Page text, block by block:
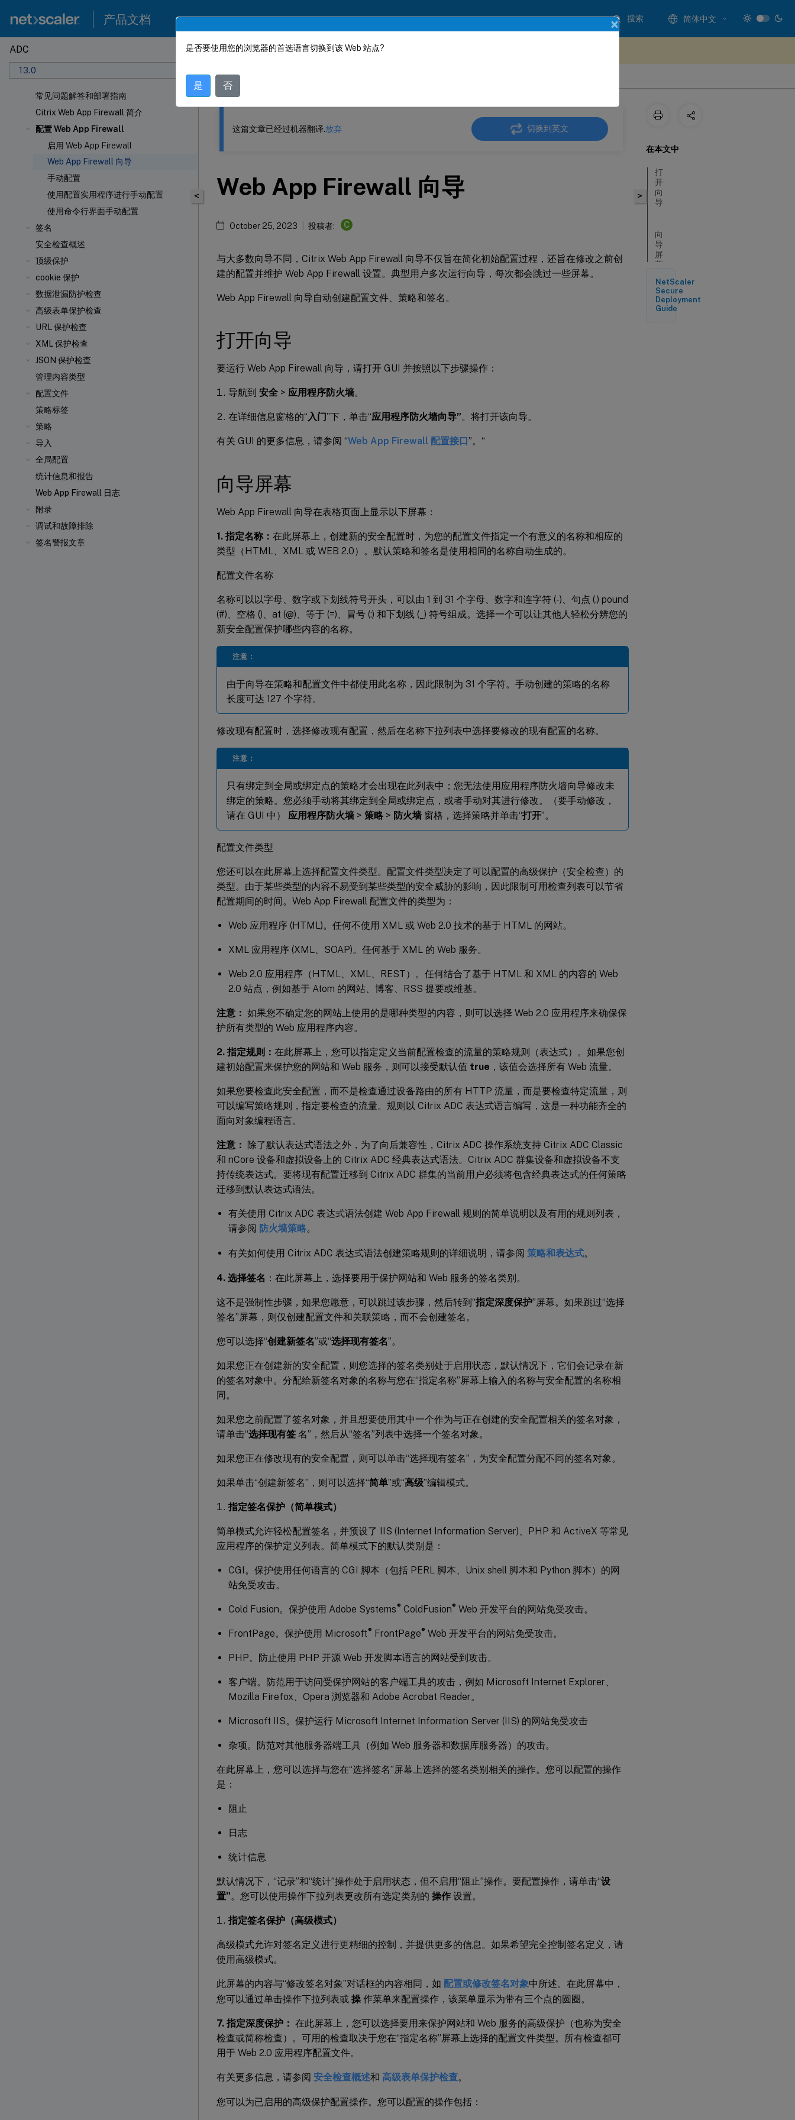
产品文档 搜索 简体中文
ADC
13.0
常见问题解答和部署指南
Citrix Web App Firewall 简介
配置 Web App Firewall
启用 Web App Firewall
Web App Firewall 向导
手动配置
使用配置实用程序进行手动配置
使用命令行界面手动配置
签名
安全检查概述
顶级保护
cookie 保护
数据泄漏防护检查
高级表单保护检查
URL 保护检查
XML 保护检查
JSON 保护检查
管理内容类型
配置文件
策略标签
策略
导入
全局配置
统计信息和报告
Web App Firewall 日志
附录
调试和故障排除
签名警报文章
此内容已经过机器动态翻译。
<
这篇文章已经过机器翻译.放弃 切换到英文
Web App Firewall 向导
October 25, 2023 投稿者: C
与大多数向导不同，Citrix Web App Firewall 向导不仅旨在简化初始配置过程，还旨在修改之前创
建的配置并维护 Web App Firewall 设置。典型用户多次运行向导，每次都会跳过一些屏幕。
Web App Firewall 向导自动创建配置文件、策略和签名。
打开向导
要运行 Web App Firewall 向导，请打开 GUI 并按照以下步骤操作：
导航到 安全 > 应用程序防火墙。
在详细信息窗格的“ 入门”下，单击“应用程序防火墙向导”。将打开该向导。
有关 GUI 的更多信息，请参阅 “Web App Firewall 配置接口”。“
向导屏幕
Web App Firewall 向导在表格页面上显示以下屏幕：
1. 指定名称： 在此屏幕上，创建新的安全配置时，为您的配置文件指定一个有意义的名称和相应的
类型（HTML、XML 或 WEB 2.0）。默认策略和签名是使用相同的名称自动生成的。
配置文件名称
名称可以以字母、数字或下划线符号开头，可以由 1 到 31 个字母、数字和连字符 (-)、句点 (.) pound
(#)、空格 ()、at (@)、等于 (=)、冒号 (:) 和下划线 (_) 符号组成。选择一个可以让其他人轻松分辨您的
新安全配置保护哪些内容的名称。
注意：
由于向导在策略和配置文件中都使用此名称，因此限制为 31 个字符。手动创建的策略的名称
长度可达 127 个字符。
修改现有配置时，选择修改现有配置，然后在名称下拉列表中选择要修改的现有配置的名称。
注意：
只有绑定到全局或绑定点的策略才会出现在此列表中；您无法使用应用程序防火墙向导修改未
绑定的策略。您必须手动将其绑定到全局或绑定点，或者手动对其进行修改。（要手动修改，
请在 GUI 中） 应用程序防火墙 > 策略 > 防火墙 窗格，选择策略并单击“打开”。
配置文件类型
您还可以在此屏幕上选择配置文件类型。配置文件类型决定了可以配置的高级保护（安全检查）的
类型。由于某些类型的内容不易受到某些类型的安全威胁的影响，因此限制可用检查列表可以节省
配置期间的时间。Web App Firewall 配置文件的类型为：
Web 应用程序 (HTML)。任何不使用 XML 或 Web 2.0 技术的基于 HTML 的网站。
XML 应用程序 (XML、SOAP)。任何基于 XML 的 Web 服务。
Web 2.0 应用程序（HTML、XML、REST）。任何结合了基于 HTML 和 XML 的内容的 Web
2.0 站点，例如基于 Atom 的网站、博客、RSS 提要或维基。
注意： 如果您不确定您的网站上使用的是哪种类型的内容，则可以选择 Web 2.0 应用程序来确保保
护所有类型的 Web 应用程序内容。
2. 指定规则： 在此屏幕上，您可以指定定义当前配置检查的流量的策略规则（表达式）。如果您创
建初始配置来保护您的网站和 Web 服务，则可以接受默认值 true ，该值会选择所有 Web 流量。
如果您要检查此安全配置，而不是检查通过设备路由的所有 HTTP 流量，而是要检查特定流量，则
可以编写策略规则，指定要检查的流量。规则以 Citrix ADC 表达式语言编写，这是一种功能齐全的
面向对象编程语言。
注意： 除了默认表达式语法之外，为了向后兼容性，Citrix ADC 操作系统支持 Citrix ADC Classic
和 nCore 设备和虚拟设备上的 Citrix ADC 经典表达式语法。Citrix ADC 群集设备和虚拟设备不支
持传统表达式。要将现有配置迁移到 Citrix ADC 群集的当前用户必须将包含经典表达式的任何策略
迁移到默认表达式语法。
有关使用 Citrix ADC 表达式语法创建 Web App Firewall 规则的简单说明以及有用的规则列表，
请参阅 防火墙策略。
有关如何使用 Citrix ADC 表达式语法创建策略规则的详细说明，请参阅 策略和表达式。
4. 选择签名 ：在此屏幕上，选择要用于保护网站和 Web 服务的签名类别。
这不是强制性步骤，如果您愿意，可以跳过该步骤，然后转到“指定深度保护”屏幕。如果跳过“选择
签名”屏幕，则仅创建配置文件和关联策略，而不会创建签名。
您可以选择“创建新签名”或“选择现有签名”。
如果您正在创建新的安全配置，则您选择的签名类别处于启用状态，默认情况下，它们会记录在新
的签名对象中。分配给新签名对象的名称与您在“指定名称”屏幕上输入的名称与安全配置的名称相
同。
如果您之前配置了签名对象，并且想要使用其中一个作为与正在创建的安全配置相关的签名对象，
请单击“选择现有签 名”，然后从“签名”列表中选择一个签名对象。
如果您正在修改现有的安全配置，则可以单击“选择现有签名”，为安全配置分配不同的签名对象。
如果单击“创建新签名”，则可以选择“简单”或“高级”编辑模式。
指定签名保护（简单模式）
简单模式允许轻松配置签名，并预设了 IIS (Internet Information Server)、PHP 和 ActiveX 等常见
应用程序的保护定义列表。简单模式下的默认类别是：
CGI。保护使用任何语言的 CGI 脚本（包括 PERL 脚本、Unix shell 脚本和 Python 脚本）的网
站免受攻击。
Cold Fusion。保护使用 Adobe Systems® ColdFusion® Web 开发平台的网站免受攻击。
FrontPage。保护使用 Microsoft® FrontPage® Web 开发平台的网站免受攻击。
PHP。防止使用 PHP 开源 Web 开发脚本语言的网站受到攻击。
客户端。防范用于访问受保护网站的客户端工具的攻击，例如 Microsoft Internet Explorer、
Mozilla Firefox、Opera 浏览器和 Adobe Acrobat Reader。
Microsoft IIS。保护运行 Microsoft Internet Information Server (IIS) 的网站免受攻击
杂项。防范对其他服务器端工具（例如 Web 服务器和数据库服务器）的攻击。
在此屏幕上，您可以选择与您在“选择签名”屏幕上选择的签名类别相关的操作。您可以配置的操作
是：
阻止
日志
统计信息
默认情况下，“记录”和“统计”操作处于启用状态，但不启用“阻止”操作。要配置操作，请单击“设
置”。您可以使用操作下拉列表更改所有选定类别的 操作 设置。
指定签名保护（高级模式）
高级模式允许对签名定义进行更精细的控制，并提供更多的信息。如果希望完全控制签名定义，请
使用高级模式。
此屏幕的内容与“修改签名对象”对话框的内容相同，如 配置或修改签名对象中所述。在此屏幕中，
您可以通过单击操作下拉列表或 操 作菜单来配置操作，该菜单显示为带有三个点的圆圈。
7. 指定深度保护： 在此屏幕上，您可以选择要用来保护网站和 Web 服务的高级保护（也称为安全
检查或简称检查）。可用的检查取决于您在“指定名称”屏幕上选择的配置文件类型。所有检查都可
用于 Web 2.0 应用程序配置文件。
有关更多信息，请参阅 安全检查概述和 高级表单保护检查。
您可以为已启用的高级保护配置操作。您可以配置的操作包括：
>
在本文中
打
开
向
导
向
导
屏
幕
创
建
NetScaler
Secure
Deployment
Guide
×
是否要使用您的浏览器的首选语言切换到该 Web 站点?
是 否